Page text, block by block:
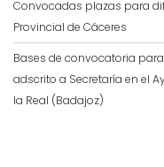
Convocadas plazas para
Provincial de Cáceres
Bases de convocatoria
adscrito a Secretaría en el
la Real (Badajoz)